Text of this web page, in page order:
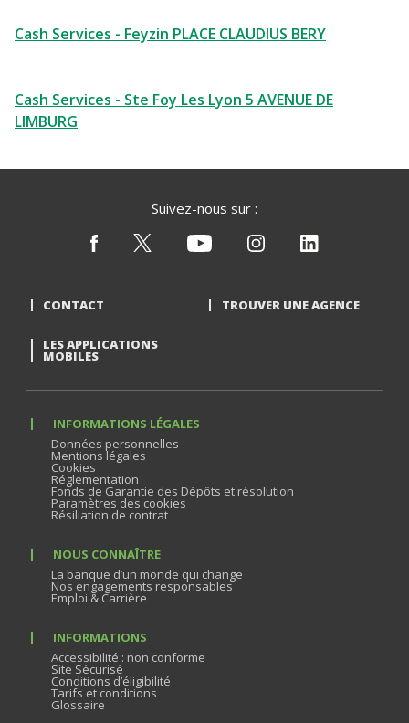
Cash Services - Feyzin PLACE CLAUDIUS BERY
Cash Services - Ste Foy Les Lyon 5 AVENUE DE
LIMBURG
Suivez-nous sur :
CONTACT TROUVER UNE AGENCE
LES APPLICATIONS
MOBILES
INFORMATIONS LÉGALES
Données personnelles
Mentions légales
Cookies
Réglementation
Fonds de Garantie des Dépôts et résolution
Paramètres des cookies
Résiliation de contrat
NOUS CONNAÎTRE
La banque d’un monde qui change
Nos engagements responsables
Emploi & Carrière
INFORMATIONS
Accessibilité : non conforme
Site Sécurisé
Conditions d’éligibilité
Tarifs et conditions
Glossaire